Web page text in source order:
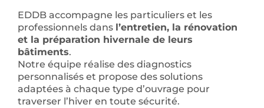
EDDB accompagne les particuliers et les
professionnels dans l’entretien, la rénovation
et la préparation hivernale de leurs
bâtiments.
Notre équipe réalise des diagnostics
personnalisés et propose des solutions
adaptées à chaque type d’ouvrage pour
traverser l’hiver en toute sécurité.